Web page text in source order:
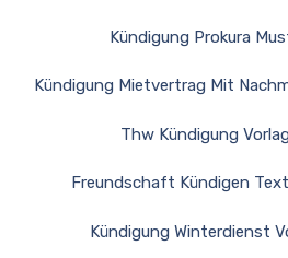
Kündigung Prokura
Kündigung Mietvertrag Mit
Thw Kündigung
Freundschaft Kündigen
Kündigung Winterdienst